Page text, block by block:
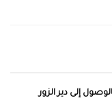
إلى دير الزور